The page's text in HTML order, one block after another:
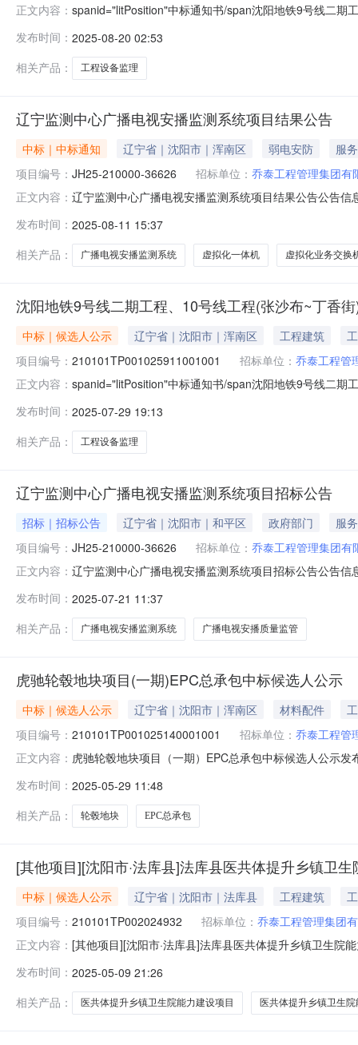
正文内容： spanid="litPosition"中标通知书/span沈阳地铁9号线二期
报单位乔泰工程管理集团有限公司工程类别监理招标方
发布时间： 2025-08-20 02:53
相关产品：
工程设备监理
辽宁监测中心广播电视安播监测系统项目结果公告
中标｜中标通知 辽宁省｜沈阳市｜浑南区 弱电安防
服务
项目编号： JH25-210000-36626 招标单位： 乔泰工程管理集团有
正文内容： 辽宁监测中心广播电视安播监测系统项目结果公告公告
商名称：北京市博汇科技股份有限公司供应商地址：北
发布时间： 2025-08-11 15:37
相关产品：
广播电视安播监测系统 虚拟化一体机 虚拟化业务交换
沈阳地铁9号线二期工程、10号线工程(张沙布~丁香
中标｜候选人公示 辽宁省｜沈阳市｜浑南区 工程建筑
项目编号： 210101TP001025911001001 招标单位： 乔泰工程管
正文内容： spanid="litPosition"中标通知书/span沈阳地铁9号线二期
报单位乔泰工程管理集团有限公司工程类别监理招标方
发布时间： 2025-07-29 19:13
相关产品：
工程设备监理
辽宁监测中心广播电视安播监测系统项目招标公告
招标｜招标公告 辽宁省｜沈阳市｜和平区 政府部门
服务
项目编号： JH25-210000-36626 招标单位： 乔泰工程管理集团有
正文内容： 辽宁监测中心广播电视安播监测系统项目招标公告公告
JH25-210000-36626项目名称：辽宁监测中心广播电视
发布时间： 2025-07-21 11:37
相关产品：
广播电视安播监测系统 广播电视安播质量监管
虎驰轮毂地块项目(一期)EPC总承包中标候选人公示
中标｜候选人公示 辽宁省｜沈阳市｜浑南区 材料配件
项目编号： 210101TP001025140001001 招标单位： 乔泰工程管
正文内容： 虎驰轮毂地块项目（一期）EPC总承包中标候选人公示
程类别施工招标方式公开招标公示开始时间2025年04月
发布时间： 2025-05-29 11:48
相关产品：
轮毂地块 EPC总承包
[其他项目][沈阳市·法库县]法库县医共体提升乡镇卫
中标｜候选人公示 辽宁省｜沈阳市｜法库县 工程建筑
项目编号： 210101TP002024932 招标单位： 乔泰工程管理集团
正文内容： [其他项目][沈阳市·法库县]法库县医共体提升乡镇卫生院
医共体提升乡镇卫生院能力建设项目全过程工程咨询服
发布时间： 2025-05-09 21:26
相关产品：
医共体提升乡镇卫生院能力建设项目 医共体提升乡镇卫生院